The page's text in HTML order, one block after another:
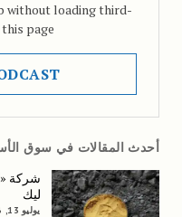
without loading third-
page.
أحدث المقالات في سوق
شركة
ليك
يوليو 13, 2026